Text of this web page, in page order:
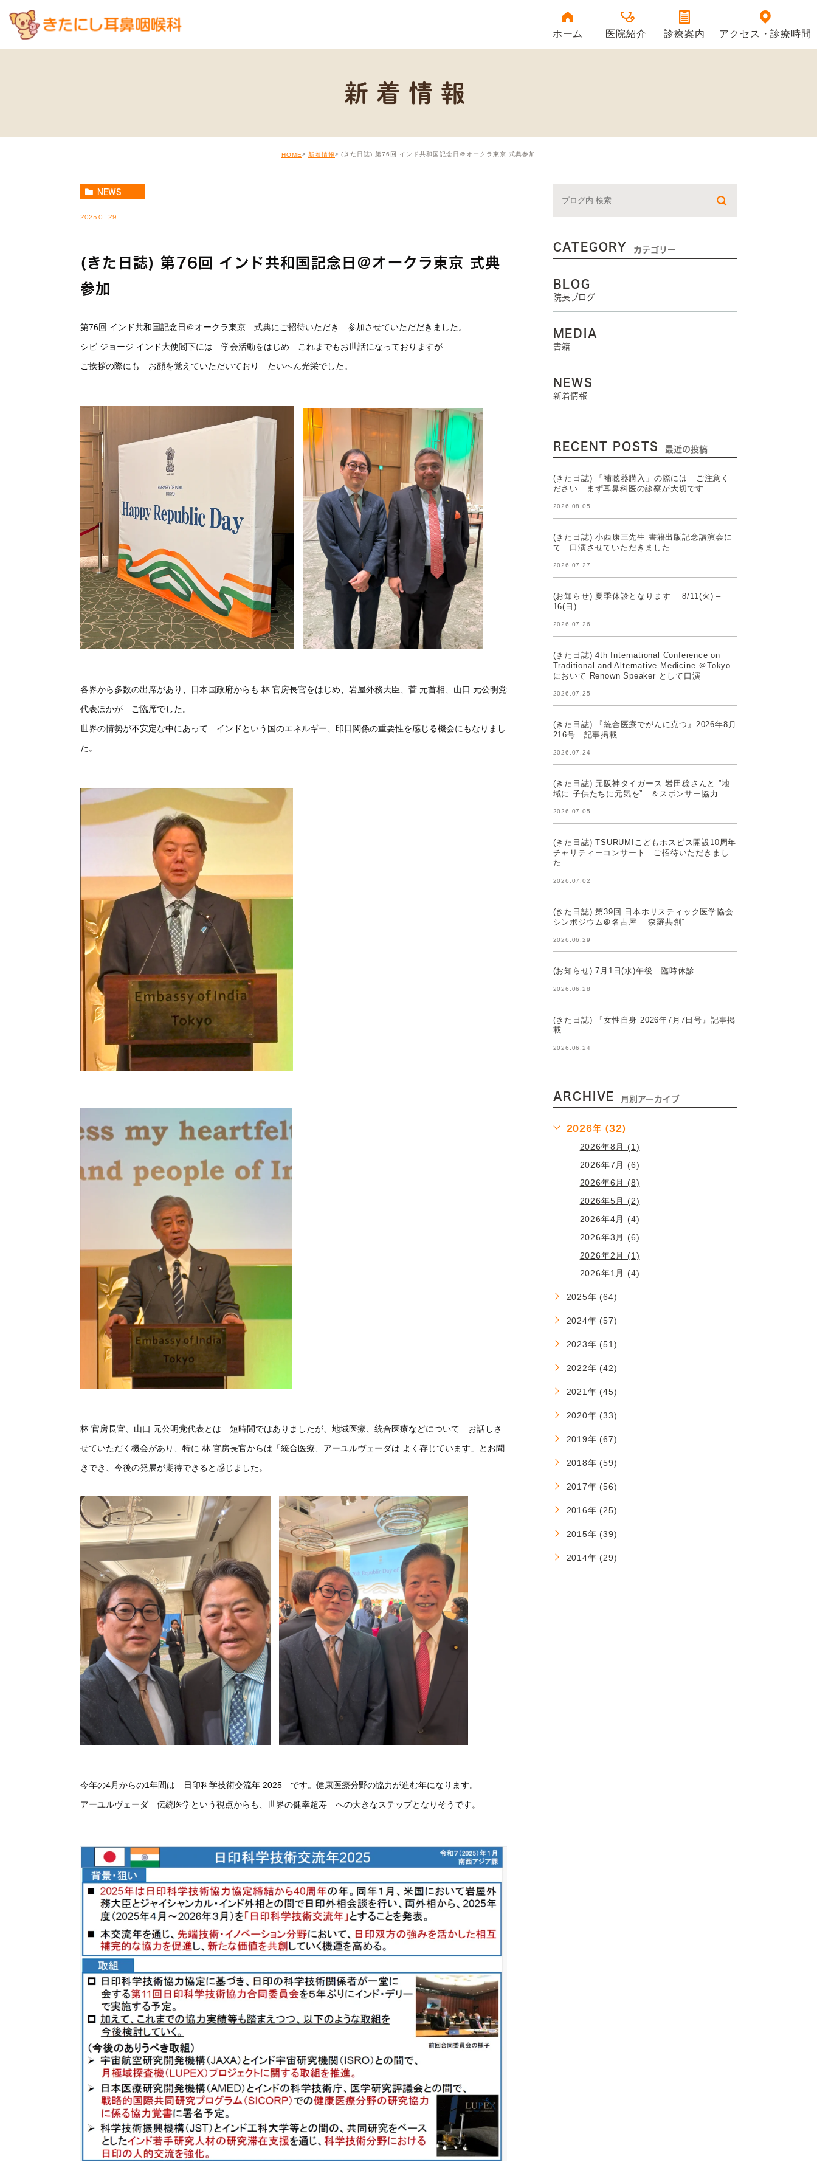
ホーム 医院紹介 診療案内 アクセス・診療時間
新着情報
HOME 新着情報 (きた日誌) 第76回 インド共和国記念日＠オークラ東京 式典参加
NEWS
2025.01.29
(きた日誌) 第76回 インド共和国記念日＠オークラ東京 式典
参加
第76回 インド共和国記念日＠オークラ東京 式典にご招待いただき 参加させていただだきました。
シビ ジョージ インド大使閣下には 学会活動をはじめ これまでもお世話になっておりますが
ご挨拶の際にも お顔を覚えていただいており たいへん光栄でした。
各界から多数の出席があり、日本国政府からも 林 官房長官をはじめ、岩屋外務大臣、菅 元首相、山口 元公明党
代表ほかが ご臨席でした。
世界の情勢が不安定な中にあって インドという国のエネルギー、印日関係の重要性を感じる機会にもなりまし
た。
林 官房長官、山口 元公明党代表とは 短時間ではありましたが、地域医療、統合医療などについて お話しさ
せていただく機会があり、特に 林 官房長官からは「統合医療、アーユルヴェーダは よく存じています」とお聞
きでき、今後の発展が期待できると感じました。
今年の4月からの1年間は 日印科学技術交流年 2025 です。健康医療分野の協力が進む年になります。
アーユルヴェーダ 伝統医学という視点からも、世界の健幸超寿 への大きなステップとなりそうです。
CATEGORY カテゴリー
BLOG
院長ブログ
MEDIA
書籍
NEWS
新着情報
RECENT POSTS 最近の投稿
(きた日誌) 「補聴器購入」の際には ご注意く
ださい まず耳鼻科医の診察が大切です
2026.08.05
(きた日誌) 小西康三先生 書籍出版記念講演会に
て 口演させていただきました
2026.07.27
(お知らせ) 夏季休診となります 8/11(火) –
16(日)
2026.07.26
(きた日誌) 4th International Conference on
Traditional and Alternative Medicine ＠Tokyo
において Renown Speaker として口演
2026.07.25
(きた日誌) 『統合医療でがんに克つ』2026年8月
216号 記事掲載
2026.07.24
(きた日誌) 元阪神タイガース 岩田稔さんと ”地
域に 子供たちに元気を” ＆スポンサー協力
2026.07.05
(きた日誌) TSURUMIこどもホスピス開設10周年
チャリティーコンサート ご招待いただきまし
た
2026.07.02
(きた日誌) 第39回 日本ホリスティック医学協会
シンポジウム＠名古屋 ”森羅共創”
2026.06.29
(お知らせ) 7月1日(水)午後 臨時休診
2026.06.28
(きた日誌) 『女性自身 2026年7月7日号』記事掲
載
2026.06.24
ARCHIVE 月別アーカイブ
2026年 (32)
2026年8月 (1)
2026年7月 (6)
2026年6月 (8)
2026年5月 (2)
2026年4月 (4)
2026年3月 (6)
2026年2月 (1)
2026年1月 (4)
2025年 (64)
2024年 (57)
2023年 (51)
2022年 (42)
2021年 (45)
2020年 (33)
2019年 (67)
2018年 (59)
2017年 (56)
2016年 (25)
2015年 (39)
2014年 (29)